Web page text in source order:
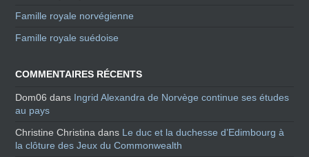
Famille royale norvégienne
Famille royale suédoise
COMMENTAIRES RÉCENTS
Dom06 dans Ingrid Alexandra de Norvège continue ses études
au pays
Christine Christina dans Le duc et la duchesse d’Edimbourg à
la clôture des Jeux du Commonwealth